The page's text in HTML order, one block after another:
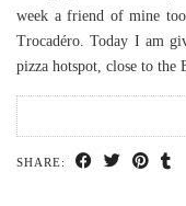
week a friend of mine
Trocadéro. Today I am
pizza hotspot, close to the
SHARE: